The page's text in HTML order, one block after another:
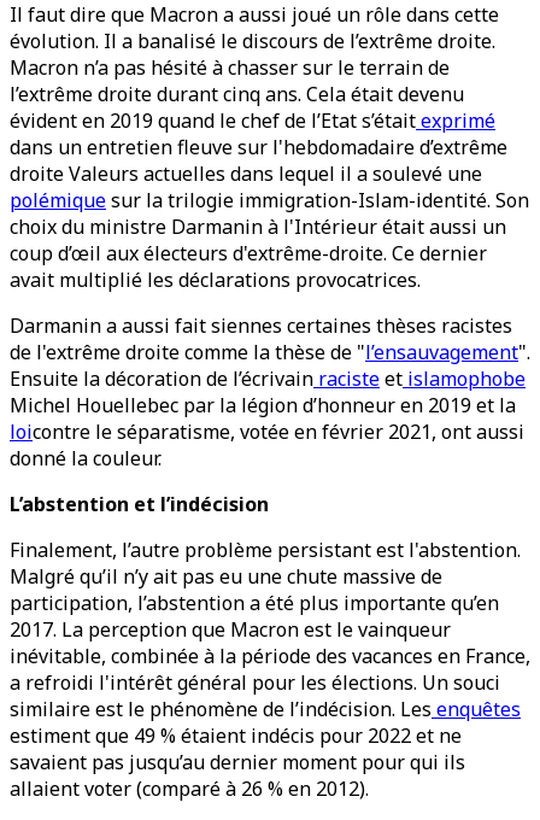
Il faut dire que Macron a aussi joué un rôle dans cette
évolution. Il a banalisé le discours de l’extrême droite.
Macron n’a pas hésité à chasser sur le terrain de
l’extrême droite durant cinq ans. Cela était devenu
évident en 2019 quand le chef de l’Etat s’étaitexprimé
dans un entretien fleuve sur l'hebdomadaire d’extrême
droite Valeurs actuelles dans lequel il a soulevé une
polémiquesur la trilogie immigration-Islam-identité. Son
choix du ministre Darmanin à l'Intérieur était aussi un
coup d’œil aux électeurs d'extrême-droite. Ce dernier
avait multiplié les déclarations provocatrices.
Darmanin a aussi fait siennes certaines thèses racistes
de l'extrême droite comme la thèse de "l’ensauvagement".
Ensuite la décoration de l’écrivain racisteet islamophobe
Michel Houellebec par la légion d’honneur en 2019 et la
loicontre le séparatisme, votée en février 2021, ont aussi
donné la couleur.
L’abstention et l’indécision
Finalement, l’autre problème persistant est l'abstention.
Malgré qu’il n’y ait pas eu une chute massive de
participation, l’abstention a été plus importante qu’en
2017. La perception que Macron est le vainqueur
inévitable, combinée à la période des vacances en France,
a refroidi l'intérêt général pour les élections. Un souci
similaire est le phénomène de l’indécision. Les enquêtes
estiment que 49 % étaient indécis pour 2022 et ne
savaient pas jusqu’au dernier moment pour qui ils
allaient voter (comparé à 26 % en 2012).